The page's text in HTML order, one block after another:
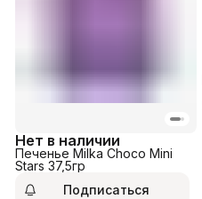
Нет в наличии
Печенье Milka Choco Mini
Stars 37,5гр
Подписаться